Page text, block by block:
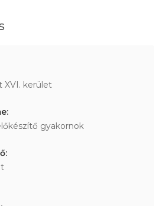
XVI. kerület
gyakornok